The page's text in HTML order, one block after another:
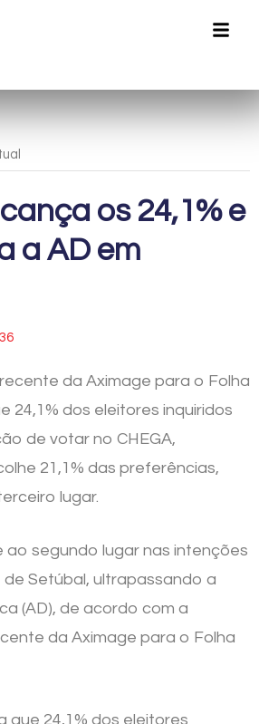
os 24,1% e
a AD em
da Aximage para o Folha
24,1% dos eleitores inquiridos
de votar no CHEGA,
21,1% das preferências,
lugar.
ao segundo lugar nas intenções
Setúbal, ultrapassando a
(AD), de acordo com a
da Aximage para o Folha
que 24,1% dos eleitores